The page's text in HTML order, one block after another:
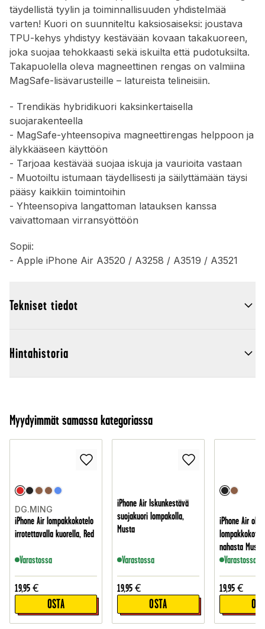
täydellistä tyylin ja toiminnallisuuden yhdistelmää
varten! Kuori on suunniteltu kaksiosaiseksi: joustava
TPU-kehys yhdistyy kestävään kovaan takakuoreen,
joka suojaa tehokkaasti sekä iskuilta että pudotuksilta.
Takapuolella oleva magneettinen rengas on valmiina
MagSafe-lisävarusteille – latureista telineisiin.
- Trendikäs hybridikuori kaksinkertaisella
suojarakenteella
- MagSafe-yhteensopiva magneettirengas helppoon ja
älykkääseen käyttöön
- Tarjoaa kestävää suojaa iskuja ja vaurioita vastaan
- Muotoiltu istumaan täydellisesti ja säilyttämään täysi
pääsy kaikkiin toimintoihin
- Yhteensopiva langattoman latauksen kanssa
vaivattomaan virransyöttöön
Sopii:
- Apple iPhone Air A3520 / A3258 / A3519 / A3521
Tekniset tiedot
Hintahistoria
Myydyimmät samassa kategoriassa
DG.MING
iPhone Air lompakkokotelo
irrotettavalla kuorella, Red
Varastossa
19,95 €
OSTA
iPhone Air Iskunkestävä
suojakuori lompakolla,
Musta
Varastossa
19,95 €
OSTA
iPhone Air ohut
nahasta Musta
Varastossa
19,95 €